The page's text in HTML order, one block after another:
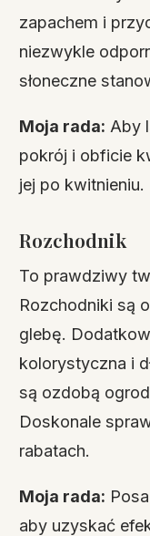
zapachem i
niezwykle
słoneczne
Moja rada: Aby
pokrój i obficie
jej po kwitnieniu.
Rozchodnik
To prawdziwy
Rozchodniki są
glebę.
kolorystyczna i
są ozdobą
Doskonale
rabatach.
Moja rada:
aby uzyskać